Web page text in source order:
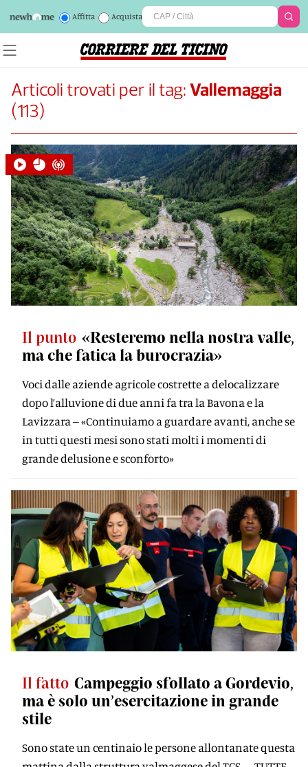
Affitta Acquista
Articoli trovati per il tag:Vallemaggia
(113)
Il punto «Resteremo nella nostra valle,
ma che fatica la burocrazia»
Voci dalle aziende agricole costrette a delocalizzare
dopo l’alluvione di due anni fa tra la Bavona e la
Lavizzara ‒ «Continuiamo a guardare avanti, anche se
in tutti questi mesi sono stati molti i momenti di
grande delusione e sconforto»
Il fatto Campeggio sfollato a Gordevio,
ma è solo un’esercitazione in grande
stile
Sono state un centinaio le persone allontanate questa